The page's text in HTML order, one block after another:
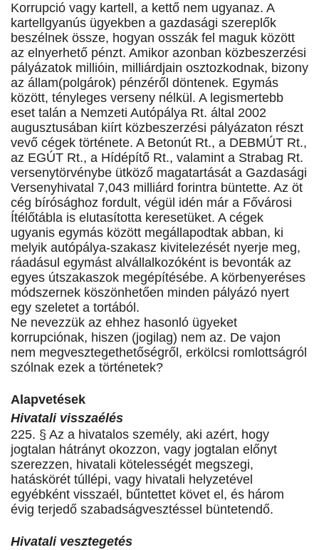
Korrupció vagy kartell, a kettő nem ugyanaz. A
kartellgyanús ügyekben a gazdasági szereplők
beszélnek össze, hogyan osszák fel maguk között
az elnyerhető pénzt. Amikor azonban közbeszerzési
pályázatok millióin, milliárdjain osztozkodnak, bizony
az állam(polgárok) pénzéről döntenek. Egymás
között, tényleges verseny nélkül. A legismertebb
eset talán a Nemzeti Autópálya Rt. által 2002
augusztusában kiírt közbeszerzési pályázaton részt
vevő cégek története. A Betonút Rt., a DEBMÚT Rt.,
az EGÚT Rt., a Hídépítő Rt., valamint a Strabag Rt.
versenytörvénybe ütköző magatartását a Gazdasági
Versenyhivatal 7,043 milliárd forintra büntette. Az öt
cég bírósághoz fordult, végül idén már a Fővárosi
Ítélőtábla is elutasította keresetüket. A cégek
ugyanis egymás között megállapodtak abban, ki
melyik autópálya-szakasz kivitelezését nyerje meg,
ráadásul egymást alvállalkozóként is bevonták az
egyes útszakaszok megépítésébe. A körbenyeréses
módszernek köszönhetően minden pályázó nyert
egy szeletet a tortából.
Ne nevezzük az ehhez hasonló ügyeket
korrupciónak, hiszen (jogilag) nem az. De vajon
nem megvesztegethetőségről, erkölcsi romlottságról
szólnak ezek a történetek?
Alapvetések
Hivatali visszaélés
225. § Az a hivatalos személy, aki azért, hogy
jogtalan hátrányt okozzon, vagy jogtalan előnyt
szerezzen, hivatali kötelességét megszegi,
hatáskörét túllépi, vagy hivatali helyzetével
egyébként visszaél, bűntettet követ el, és három
évig terjedő szabadságvesztéssel büntetendő.
Hivatali vesztegetés